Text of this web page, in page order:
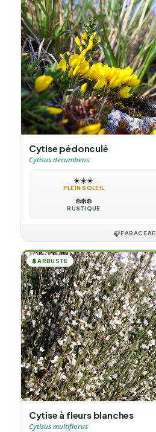
Cytise pédonculé
Cytisus decumbens
☀️☀️☀️
PLEIN SOLEIL
❄️❄️❄️
RUSTIQUE
🍃FABACEAE
🌲ARBUSTE
Cytise à fleurs blanches
Cytisus multiflorus